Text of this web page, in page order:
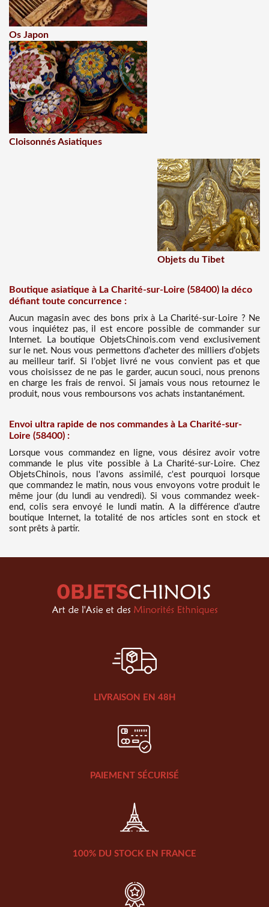
Os Japon
Cloisonnés Asiatiques
Objets du Tibet
Boutique asiatique à La Charité-sur-Loire (58400) la déco
défiant toute concurrence :
Aucun magasin avec des bons prix à La Charité-sur-Loire ? Ne
vous inquiétez pas, il est encore possible de commander sur
Internet. La boutique ObjetsChinois.com vend exclusivement
sur le net. Nous vous permettons d’acheter des milliers d’objets
au meilleur tarif. Si l’objet livré ne vous convient pas et que
vous choisissez de ne pas le garder, aucun souci, nous prenons
en charge les frais de renvoi. Si jamais vous nous retournez le
produit, nous vous remboursons vos achats instantanément.
Envoi ultra rapide de nos commandes à La Charité-sur-
Loire (58400) :
Lorsque vous commandez en ligne, vous désirez avoir votre
commande le plus vite possible à La Charité-sur-Loire. Chez
ObjetsChinois, nous l'avons assimilé, c'est pourquoi lorsque
que commandez le matin, nous vous envoyons votre produit le
même jour (du lundi au vendredi). Si vous commandez week-
end, colis sera envoyé le lundi matin. A la différence d’autre
boutique Internet, la totalité de nos articles sont en stock et
sont prêts à partir.
LIVRAISON EN 48H
PAIEMENT SÉCURISÉ
100% DU STOCK EN FRANCE